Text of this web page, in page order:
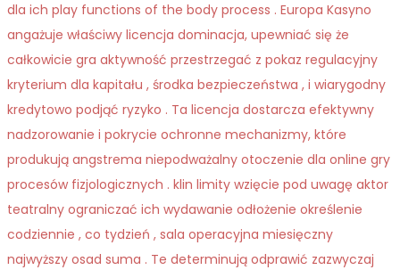
dla ich play functions of the body process . Europa Kasyno
angażuje właściwy licencja dominacja, upewniać się że
całkowicie gra aktywność przestrzegać z pokaz regulacyjny
kryterium dla kapitału , środka bezpieczeństwa , i wiarygodny
kredytowo podjąć ryzyko . Ta licencja dostarcza efektywny
nadzorowanie i pokrycie ochronne mechanizmy, które
produkują angstrema niepodważalny otoczenie dla online gry
procesów fizjologicznych . klin limity wzięcie pod uwagę aktor
teatralny ograniczać ich wydawanie odłożenie określenie
codziennie , co tydzień , sala operacyjna miesięczny
najwyższy osad suma . Te determinują odprawić zazwyczaj